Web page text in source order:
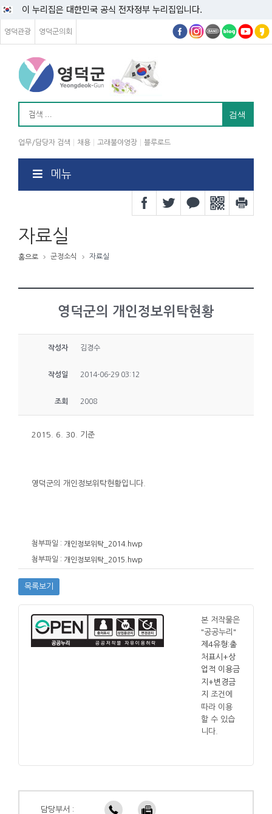
이 누리집은 대한민국 공식 전자정부 누리집입니다.
영덕관광 영덕군의회
업무/담당자 검색 채용 고래불야영장 블루로드
메뉴
자료실
홈으로 군정소식 자료실
영덕군의 개인정보위탁현황
작성자 김경수
작성일 2014-06-29 03:12
조회 2008
2015. 6. 30. 기준
영덕군의 개인정보위탁현황입니다.
첨부파일 : 개인정보위탁_2014.hwp
첨부파일 : 개인정보위탁_2015.hwp
목록보기
본 저작물은
"공공누리"
제4유형:출
처표시+상
업적 이용금
지+변경금
지 조건에
따라 이용
할 수 있습
니다.
담당부서 :